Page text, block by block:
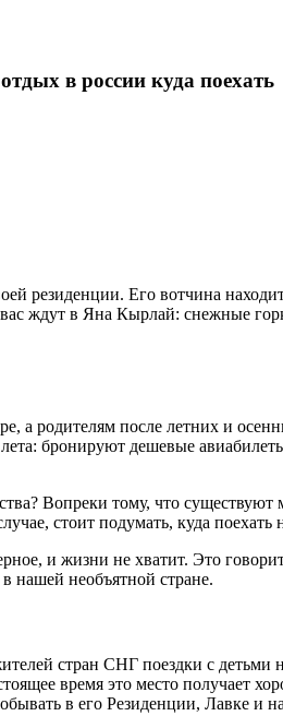
в россии куда поехать
резиденции. Его вотчина
ждут в Яна Кырлай: снежные
а родителям после летних и
бронируют дешевые
Вопреки тому, что
стоит подумать, куда
и жизни не хватит. Это
нашей необъятной стране.
стран СНГ поездки с
время это место получает
в его Резиденции, Лавке и